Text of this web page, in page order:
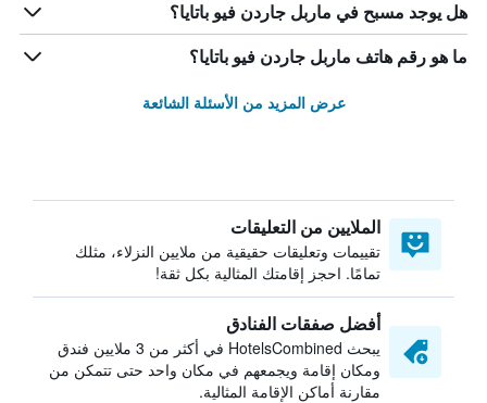
هل يوجد مسبح في ماربل جاردن فيو باتايا؟
ما هو رقم هاتف ماربل جاردن فيو باتايا؟
عرض المزيد من الأسئلة الشائعة
الملايين من التعليقات
تقييمات وتعليقات حقيقية من ملايين النزلاء، مثلك
تمامًا. احجز إقامتك المثالية بكل ثقة!
أفضل صفقات الفنادق
يبحث HotelsCombined في أكثر من 3 ملايين فندق
ومكان إقامة ويجمعهم في مكان واحد حتى تتمكن من
مقارنة أماكن الإقامة المثالية.